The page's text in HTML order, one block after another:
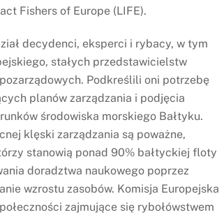
Fishers of Europe (LIFE).
decydenci, eksperci i rybacy, w tym
stałych przedstawicielstw
Podkreślili oni potrzebę
planów zarządzania i podjęcia
środowiska morskiego Bałtyku.
klęski zarządzania są poważne,
stanowią ponad 90% bałtyckiej floty
doradztwa naukowego poprzez
wzrostu zasobów. Komisja Europejska
zajmujące się rybołówstwem